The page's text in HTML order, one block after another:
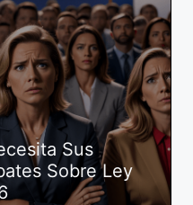
Sus
Sobre Ley